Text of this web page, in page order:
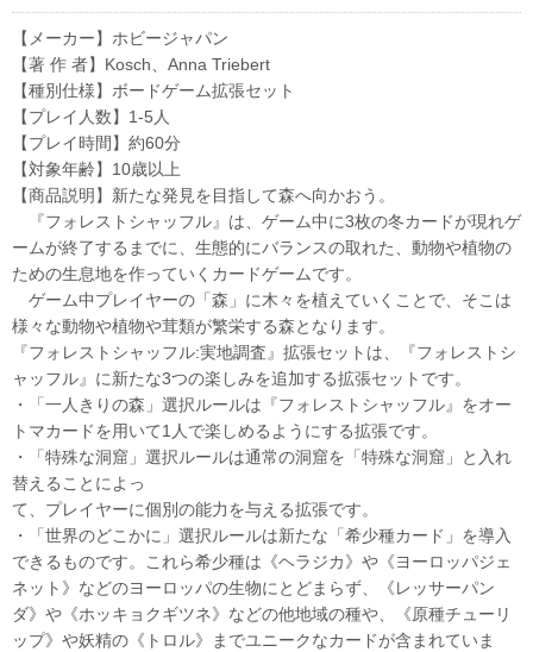
【メーカー】ホビージャパン
【著 作 者】Kosch、Anna Triebert
【種別仕様】ボードゲーム拡張セット
【プレイ人数】1-5人
【プレイ時間】約60分
【対象年齢】10歳以上
【商品説明】新たな発見を目指して森へ向かおう。
『フォレストシャッフル』は、ゲーム中に3枚の冬カードが現れゲ
ームが終了するまでに、生態的にバランスの取れた、動物や植物の
ための生息地を作っていくカードゲームです。
ゲーム中プレイヤーの「森」に木々を植えていくことで、そこは
様々な動物や植物や茸類が繁栄する森となります。
『フォレストシャッフル:実地調査』拡張セットは、『フォレストシ
ャッフル』に新たな3つの楽しみを追加する拡張セットです。
・「一人きりの森」選択ルールは『フォレストシャッフル』をオー
トマカードを用いて1人で楽しめるようにする拡張です。
・「特殊な洞窟」選択ルールは通常の洞窟を「特殊な洞窟」と入れ
替えることによっ
て、プレイヤーに個別の能力を与える拡張です。
・「世界のどこかに」選択ルールは新たな「希少種カード」を導入
できるものです。これら希少種は《ヘラジカ》や《ヨーロッパジェ
ネット》などのヨーロッパの生物にとどまらず、《レッサーパン
ダ》や《ホッキョクギツネ》などの他地域の種や、《原種チューリ
ップ》や妖精の《トロル》までユニークなカードが含まれていま